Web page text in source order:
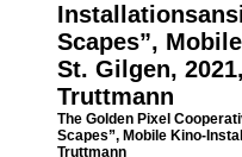
The Golden Pixel
Scapes”, Mobile Kino-
Truttmann